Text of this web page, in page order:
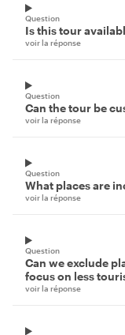
Question
Is this tour
voir la réponse
Question
Can the tour be
voir la réponse
Question
What places are
voir la réponse
Question
Can we exclude
focus on less
voir la réponse